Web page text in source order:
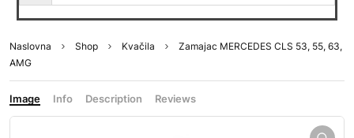
Naslovna Shop Kvačila
Zamajac MERCEDES CLS 53, 55, 63,
AMG
Image Info Description Reviews